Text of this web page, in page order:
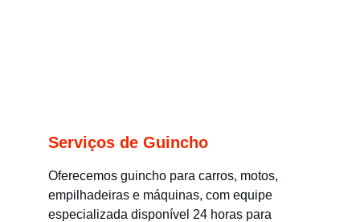
Serviços de Guincho
Oferecemos guincho para carros, motos,
empilhadeiras e máquinas, com equipe
especializada disponível 24 horas para